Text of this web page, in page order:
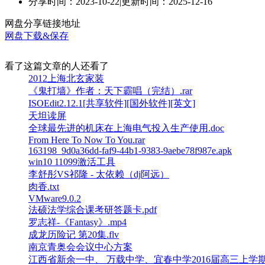
网盘分享链接地址
网盘下载&保存
看了这篇文章的人还看了
2012上海北玄家装
《鬼打墙》作者：天下霸唱（完结）.rar
ISOEdit2.12.1[共享软件][国外软件][英文]
天坦读屏
全球最先进的机床在上海电气投入生产使用.doc
From Here To Now To You.rar
163198_9d0a36dd-faf9-44b1-9383-9aebe78f987e.apk
win10 11099激活工具
李舒彤VS祁隆 - 太依赖（dj阿远）
肉香.txt
VMware9.0.2
法硕法学综合课考研答题卡.pdf
罗志祥-《Fantasy》.mp4
成龙历险记 第20集.flv
南京青奥会会议中心方案
江西省新余一中、 万载中学、宜春中学2016届高三上学